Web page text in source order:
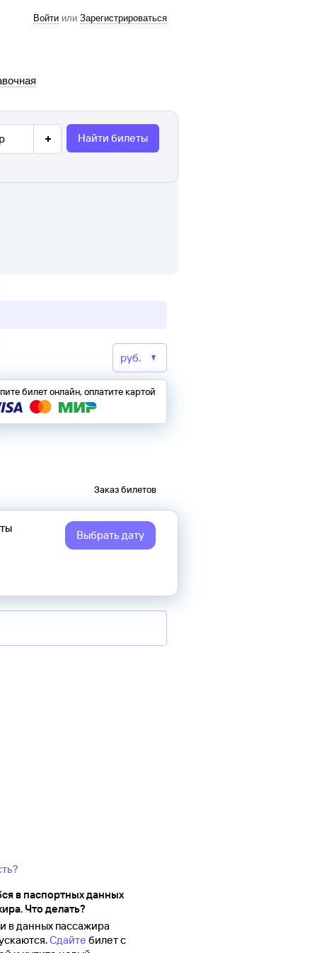
Войти или Зарегистрироваться
Найти билеты
билет онлайн, оплатите картой
Заказ билетов
Выбрать дату
в паспортных данных
Что делать?
в данных пассажира
Сдайте билет с